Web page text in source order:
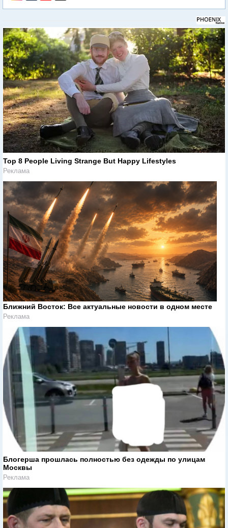
Top 8 People Living Strange But Happy Lifestyles
Реклама
Ближний Восток: Все актуальные новости в одном месте
Реклама
Блогерша прошлась полностью без одежды по улицам
Москвы
Реклама